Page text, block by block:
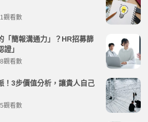
觀看數
「簡報溝通力」？HR招募篩
」
觀看數
！3步價值分析，讓貴人自己
觀看數